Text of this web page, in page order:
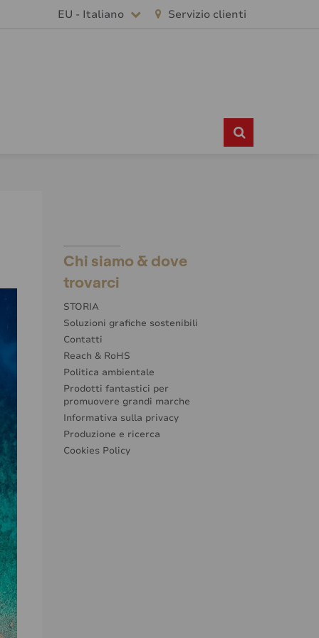
EU - Italiano Servizio clienti
Chi siamo & dove
trovarci
STORIA
Soluzioni grafiche sostenibili
Contatti
Reach & RoHS
Politica ambientale
Prodotti fantastici per
promuovere grandi marche
Informativa sulla privacy
Produzione e ricerca
Cookies Policy